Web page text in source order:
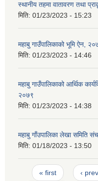
स्थानीय तहमा वातावरण तथा
मिति: 01/23/2023 - 15:23
महाबु गाउँपालिकाको भूमि ऐन,
मिति: 01/23/2023 - 14:46
महाबु गाउँपालिकाको आर्थिक
२०७९
मिति: 01/23/2023 - 14:38
महाबु गाँउपालिका लेखा समिति
मिति: 01/18/2023 - 13:50
Pages
« first ‹